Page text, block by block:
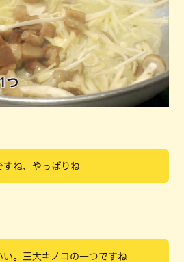
すね、やっぱりね
い。三大キノコの一つですね